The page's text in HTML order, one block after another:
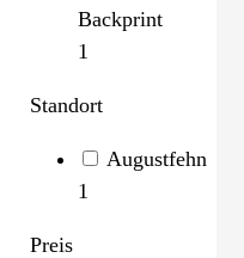
Backprint
1
Standort
Augustfehn
1
Preis